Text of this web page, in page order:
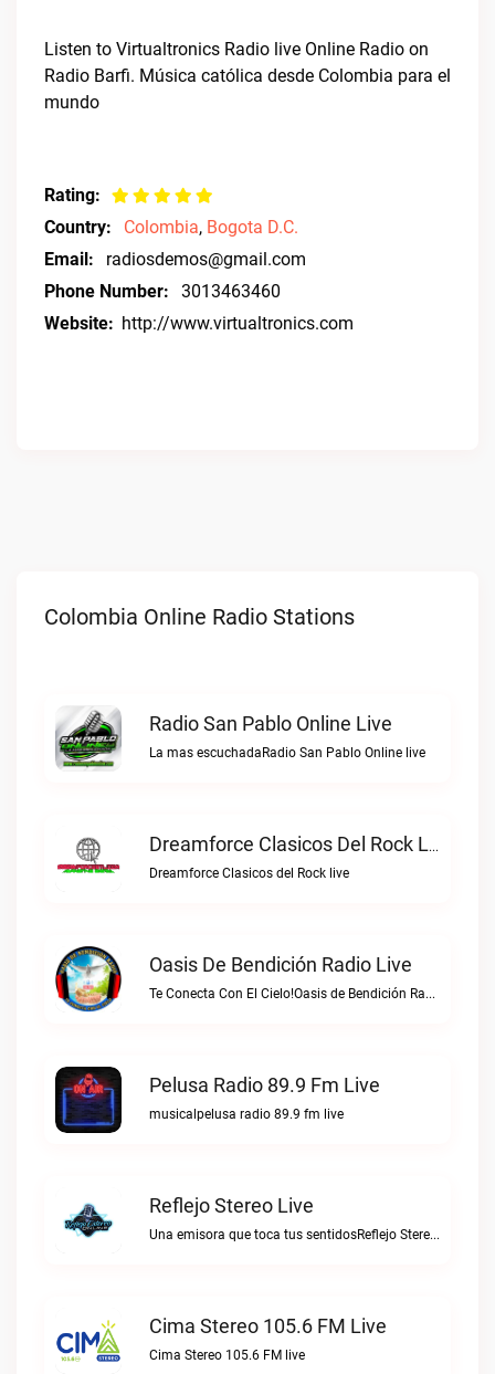
Listen to Virtualtronics Radio live Online Radio on
Radio Barfi. Música católica desde Colombia para el
mundo
Rating:
Country:
Colombia, Bogota D.C.
Email:
radiosdemos@gmail.com
Phone Number:
3013463460
Website: http://www.virtualtronics.com
Colombia Online Radio Stations
Radio San Pablo Online Live
La mas escuchadaRadio San Pablo Online live
Dreamforce Clasicos Del Rock Live
Dreamforce Clasicos del Rock live
Oasis De Bendición Radio Live
Te Conecta Con El Cielo!Oasis de Bendición Radio live
Pelusa Radio 89.9 Fm Live
musicalpelusa radio 89.9 fm live
Reflejo Stereo Live
Una emisora que toca tus sentidosReflejo Stereo live
Cima Stereo 105.6 FM Live
Cima Stereo 105.6 FM live